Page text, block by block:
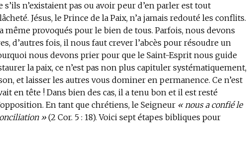
n’existaient pas ou avoir peur d’en parler est tout
Jésus, le Prince de la Paix, n’a jamais redouté les conflits.
même provoqués pour le bien de tous. Parfois, nous devons
d’autres fois, il nous faut crever l’abcès pour résoudre un
nous devons prier pour que le Saint-Esprit nous guide
la paix, ce n’est pas non plus capituler systématiquement,
et laisser les autres vous dominer en permanence. Ce n’est
en tête ! Dans bien des cas, il a tenu bon et il est resté
En tant que chrétiens, le Seigneur « nous a confié le
» (2 Cor. 5 : 18). Voici sept étapes bibliques pour